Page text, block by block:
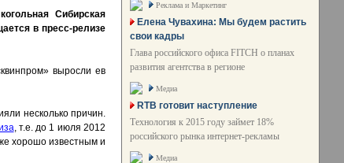
Сибирская
в пресс-релизе
выросли ев
несколько причин.
, т.е. до 1 июля 2012
хорошо известным и
Реклама и Маркетинг
Елена Чувахина: Мы будем растить
свои кадры
Глава российского офиса FITCH о планах
развития агентства в регионе
Медиа
RTB готовит наступление
Технология к 2015 году займет 18%
российского рынка интернет-рекламы
Медиа